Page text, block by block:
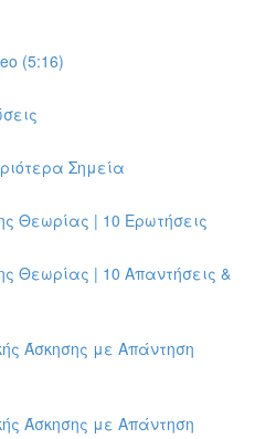
(5:16)
Σημεία
Θεωρίας | 10 Ερωτήσεις
Θεωρίας | 10 Απαντήσεις &
Άσκησης με Απάντηση
Άσκησης με Απάντηση